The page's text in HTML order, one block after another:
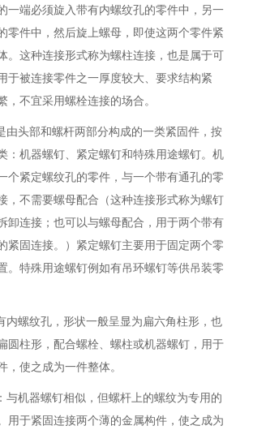
一端必须旋入带有内螺纹孔的零件中，另一
零件中，然后旋上螺母，即使这两个零件紧
。这种连接形式称为螺柱连接，也是属于可
于被连接零件之一厚度较大、要求结构紧
，不宜采用螺栓连接的场合。
由头部和螺杆两部分构成的一类紧固件，按
：机器螺钉、紧定螺钉和特殊用途螺钉。机
个紧定螺纹孔的零件，与一个带有通孔的零
，不需要螺母配合（这种连接形式称为螺钉
卸连接；也可以与螺母配合，用于两个带有
紧固连接。）紧定螺钉主要用于固定两个零
。特殊用途螺钉例如有吊环螺钉等供吊装零
内螺纹孔，形状一般呈显为扁六角柱形，也
圆柱形，配合螺栓、螺柱或机器螺钉，用于
，使之成为一件整体。
与机器螺钉相似，但螺杆上的螺纹为专用的
用于紧固连接两个薄的金属构件，使之成为